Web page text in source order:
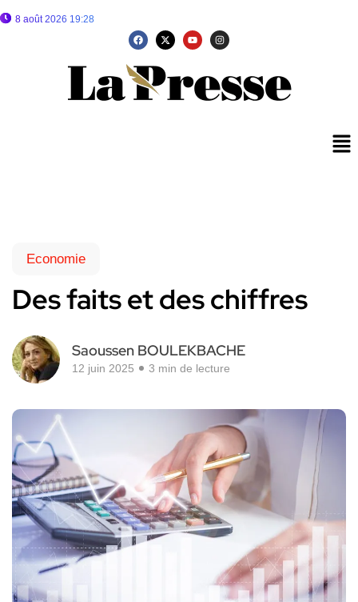
8 août 2026 19:28
Economie
Des faits et des chiffres
Saoussen BOULEKBACHE
12 juin 2025 3 min de lecture